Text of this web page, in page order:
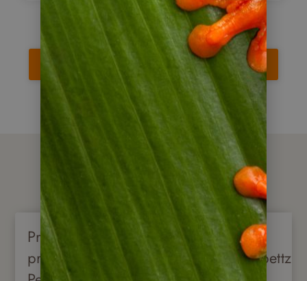
Reise jetzt anfragen
Preise / Leistungen
Preise
pro
Doppelzimmer